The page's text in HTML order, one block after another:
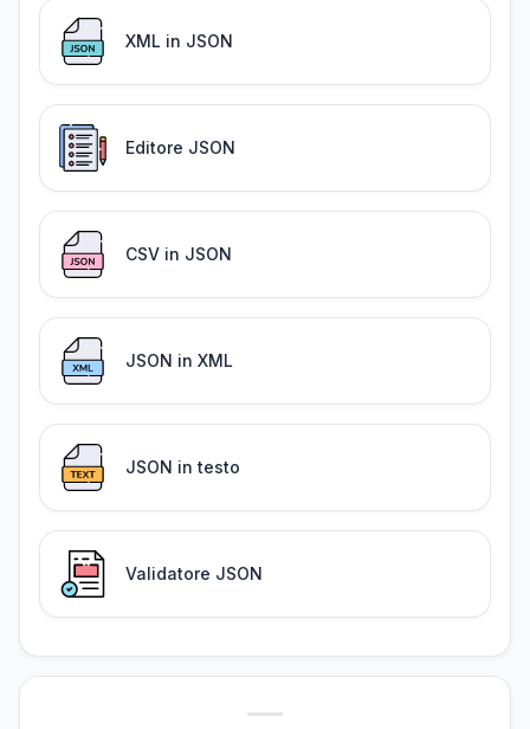
XML in JSON
Editore JSON
CSV in JSON
JSON in XML
JSON in testo
Validatore JSON